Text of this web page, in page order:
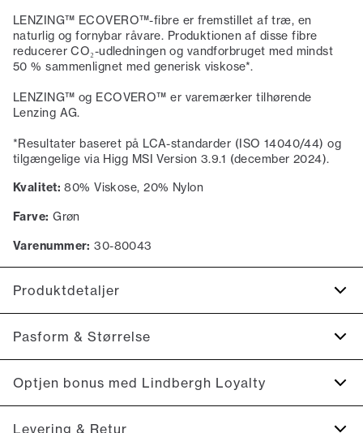
LENZING™ ECOVERO™-fibre er fremstillet af træ, en
naturlig og fornybar råvare. Produktionen af disse fibre
reducerer CO₂-udledningen og vandforbruget med mindst
50 % sammenlignet med generisk viskose*.
LENZING™ og ECOVERO™ er varemærker tilhørende
Lenzing AG.
*Resultater baseret på LCA-standarder (ISO 14040/44) og
tilgængelige via Higg MSI Version 3.9.1 (december 2024).
Kvalitet: 80% Viskose, 20% Nylon
Farve: Grøn
Varenummer: 30-80043
Produktdetaljer
Logomærke nederst på venstre side.
Trøjen har rund hals.
Pasform & Størrelse
Fit:Slim fit
Tætsiddende pasform, der fremhæver kroppen
Optjen bonus med Lindbergh Loyalty
Tilmeld dig Lindbergh Loyalty helt gratis.
Levering & Retur